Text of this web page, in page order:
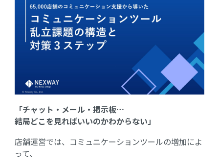
「チャット・メール・掲示板…
結局どこを見ればいいのかわからない」
店舗運営では、コミュニケーションツールの増加によ
って、